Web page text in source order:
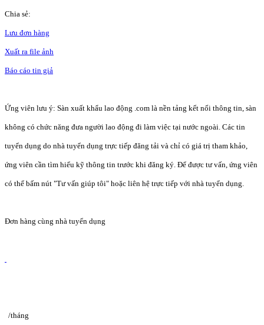
Chia sẻ:
Lưu đơn hàng
Xuất ra file ảnh
Báo cáo tin giả
Ứng viên lưu ý: Sàn xuất khẩu lao động .com là nền tảng kết nối thông tin, sàn
không có chức năng đưa người lao động đi làm việc tại nước ngoài. Các tin
tuyển dụng do nhà tuyển dụng trực tiếp đăng tải và chỉ có giá trị tham khảo,
ứng viên cần tìm hiểu kỹ thông tin trước khi đăng ký. Để được tư vấn, ứng viên
có thể bấm nút "Tư vấn giúp tôi" hoặc liên hệ trực tiếp với nhà tuyển dụng.
Đơn hàng cùng nhà tuyển dụng
/tháng